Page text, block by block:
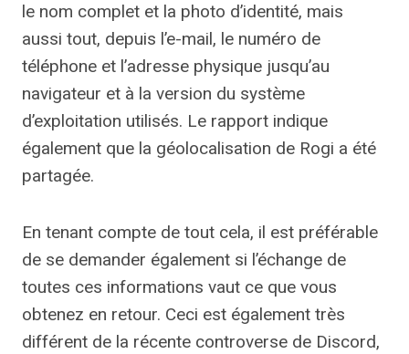
le nom complet et la photo d’identité, mais
aussi tout, depuis l’e-mail, le numéro de
téléphone et l’adresse physique jusqu’au
navigateur et à la version du système
d’exploitation utilisés. Le rapport indique
également que la géolocalisation de Rogi a été
partagée.
En tenant compte de tout cela, il est préférable
de se demander également si l’échange de
toutes ces informations vaut ce que vous
obtenez en retour. Ceci est également très
différent de la récente controverse de Discord,